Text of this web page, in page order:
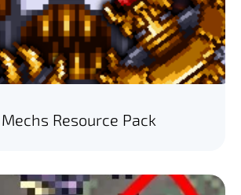
Resource Pack